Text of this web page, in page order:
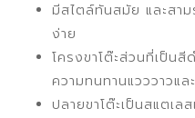
มีสไตล์ทันสมัย และสา
ง่าย
โครงขาโต๊ะส่วนที่เป็น
ความทนทานแวววาวแ
ปลายขาโต๊ะเป็นสแตเล